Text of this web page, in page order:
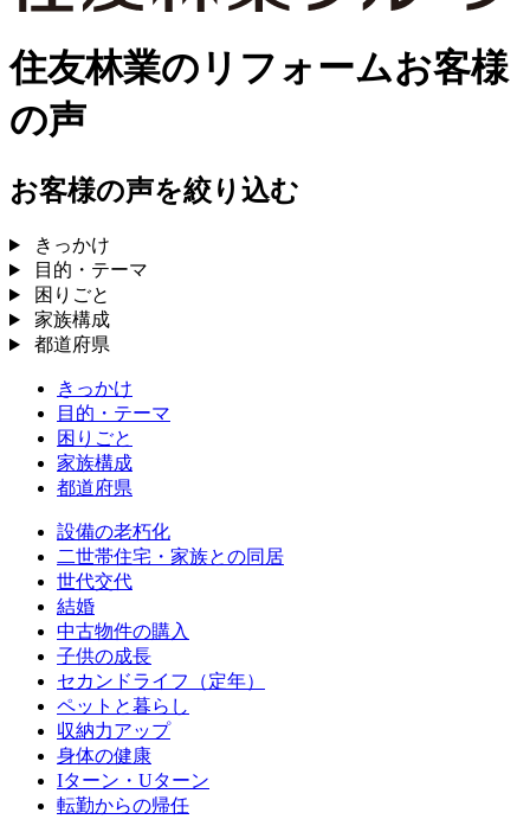
住友林業のリフォームお客様
の声
お客様の声を絞り込む
きっかけ
目的・テーマ
困りごと
家族構成
都道府県
きっかけ
目的・テーマ
困りごと
家族構成
都道府県
設備の老朽化
二世帯住宅・家族との同居
世代交代
結婚
中古物件の購入
子供の成長
セカンドライフ（定年）
ペットと暮らし
収納力アップ
身体の健康
Iターン・Uターン
転勤からの帰任